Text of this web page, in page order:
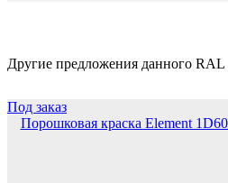
Другие предложения данного RAL
Под заказ
Порошковая краска Element